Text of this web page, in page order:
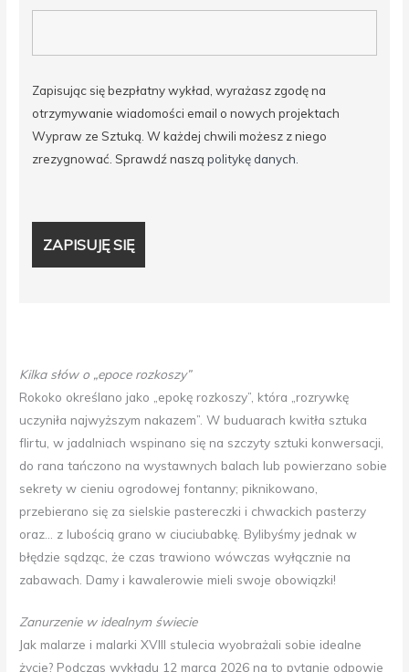
Zapisując się bezpłatny wykład, wyrażasz zgodę na
otrzymywanie wiadomości email o nowych projektach
Wypraw ze Sztuką. W każdej chwili możesz z niego
zrezygnować. Sprawdź nasząpolitykę danych.
Kilka słów o „epoce rozkoszy”
Rokoko określano jako „epokę rozkoszy”, która „rozrywkę
uczyniła najwyższym nakazem”. W buduarach kwitła sztuka
flirtu, w jadalniach wspinano się na szczyty sztuki konwersacji,
do rana tańczono na wystawnych balach lub powierzano sobie
sekrety w cieniu ogrodowej fontanny; piknikowano,
przebierano się za sielskie pastereczki i chwackich pasterzy
oraz… z lubością grano w ciuciubabkę. Bylibyśmy jednak w
błędzie sądząc, że czas trawiono wówczas wyłącznie na
zabawach. Damy i kawalerowie mieli swoje obowiązki!
Zanurzenie w idealnym świecie
Jak malarze i malarki XVIII stulecia wyobrażali sobie idealne
życie? Podczas wykładu 12 marca 2026 na to pytanie odpowie